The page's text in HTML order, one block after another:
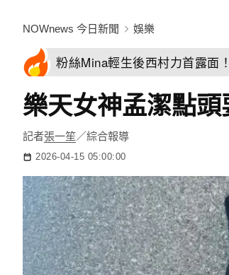
NOWnews 今日新聞 娛樂
粉絲Mina輕生後西村力首露
樂天女神孟潔點
記者張一笙／綜合報導
2026-04-15 05:00:00